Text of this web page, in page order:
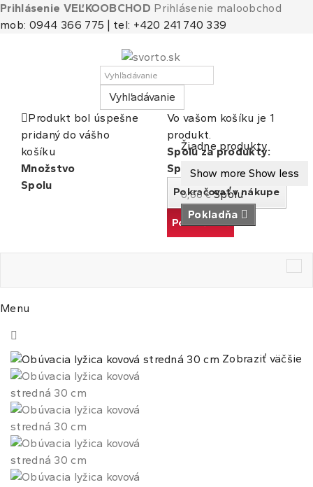
Prihlásenie VEĽKOOBCHOD Prihlásenie maloobchod
mob: 0944 366 775 | tel: +420 241 740 339
Vyhľadávanie
Košík
(prázdny)
Žiadne produkty
Show more Show less
0,00 € Spolu
Pokladňa
Produkt bol úspešne
pridaný do vášho
košíku
Množstvo
Spolu
Vo vašom košíku je 1
produkt.
Spolu za produkty:
Spolu
Pokračovať v nákupe
Pokračovať
Menu
Zobraziť väčšie